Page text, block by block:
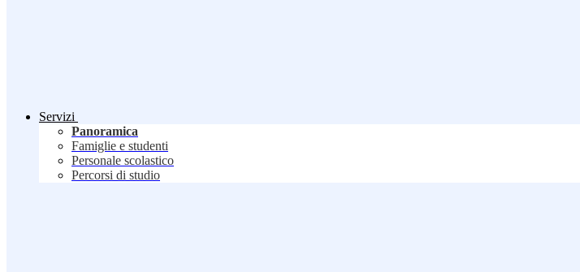
Servizi
Panoramica
Famiglie e studenti
Personale scolastico
Percorsi di studio